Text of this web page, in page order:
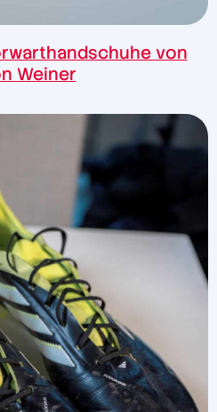
von
Weiner